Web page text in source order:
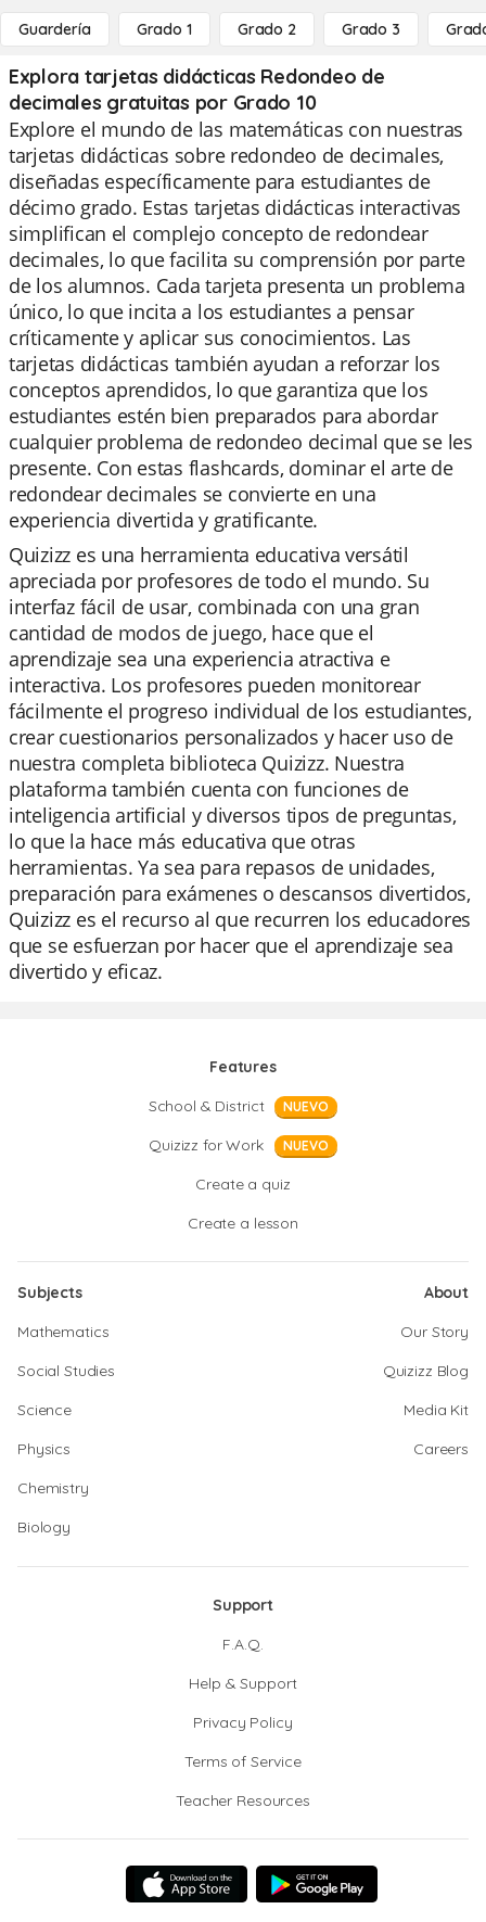
Guardería Grado 1 Grado 2 Grado 3
Explora tarjetas didácticas Redondeo de
decimales gratuitas por Grado 10
Explore el mundo de las matemáticas con nuestras
tarjetas didácticas sobre redondeo de decimales,
diseñadas específicamente para estudiantes de
décimo grado. Estas tarjetas didácticas interactivas
simplifican el complejo concepto de redondear
decimales, lo que facilita su comprensión por parte
de los alumnos. Cada tarjeta presenta un problema
único, lo que incita a los estudiantes a pensar
críticamente y aplicar sus conocimientos. Las
tarjetas didácticas también ayudan a reforzar los
conceptos aprendidos, lo que garantiza que los
estudiantes estén bien preparados para abordar
cualquier problema de redondeo decimal que se les
presente. Con estas flashcards, dominar el arte de
redondear decimales se convierte en una
experiencia divertida y gratificante.
Quizizz es una herramienta educativa versátil
apreciada por profesores de todo el mundo. Su
interfaz fácil de usar, combinada con una gran
cantidad de modos de juego, hace que el
aprendizaje sea una experiencia atractiva e
interactiva. Los profesores pueden monitorear
fácilmente el progreso individual de los estudiantes,
crear cuestionarios personalizados y hacer uso de
nuestra completa biblioteca Quizizz. Nuestra
plataforma también cuenta con funciones de
inteligencia artificial y diversos tipos de preguntas,
lo que la hace más educativa que otras
herramientas. Ya sea para repasos de unidades,
preparación para exámenes o descansos divertidos,
Quizizz es el recurso al que recurren los educadores
que se esfuerzan por hacer que el aprendizaje sea
divertido y eficaz.
Features
School & District
NUEVO
Quizizz for Work NUEVO
Create a quiz
Create a lesson
Subjects
Mathematics
Social Studies
Science
Physics
Chemistry
Biology
About
Our Story
Quizizz Blog
Media Kit
Careers
Support
F.A.Q.
Help & Support
Privacy Policy
Terms of Service
Teacher Resources